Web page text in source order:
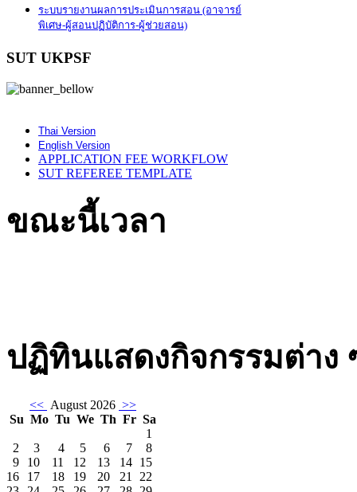
ระบบรายงานผลการประเมินการสอน (อาจารย์
พิเศษ-ผู้สอนปฏิบัติการ-ผู้ช่วยสอน)
SUT UKPSF
Thai Version
English Version
APPLICATION FEE WORKFLOW
SUT REFEREE TEMPLATE
mariobete
bahis
nedir
ขณะนี้เวลา
ปฏิทินแสดงกิจกรรมต่าง
<< August 2026 >>
Su Mo Tu We Th Fr Sa
1
2
3 4 5 6 7
8
9
10 11 12 13 14 15
16
17 18 19 20 21
22